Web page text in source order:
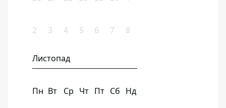
2 3 4 5 6 7 8
Листопад
Пн Вт Ср Чт Пт Сб Нд